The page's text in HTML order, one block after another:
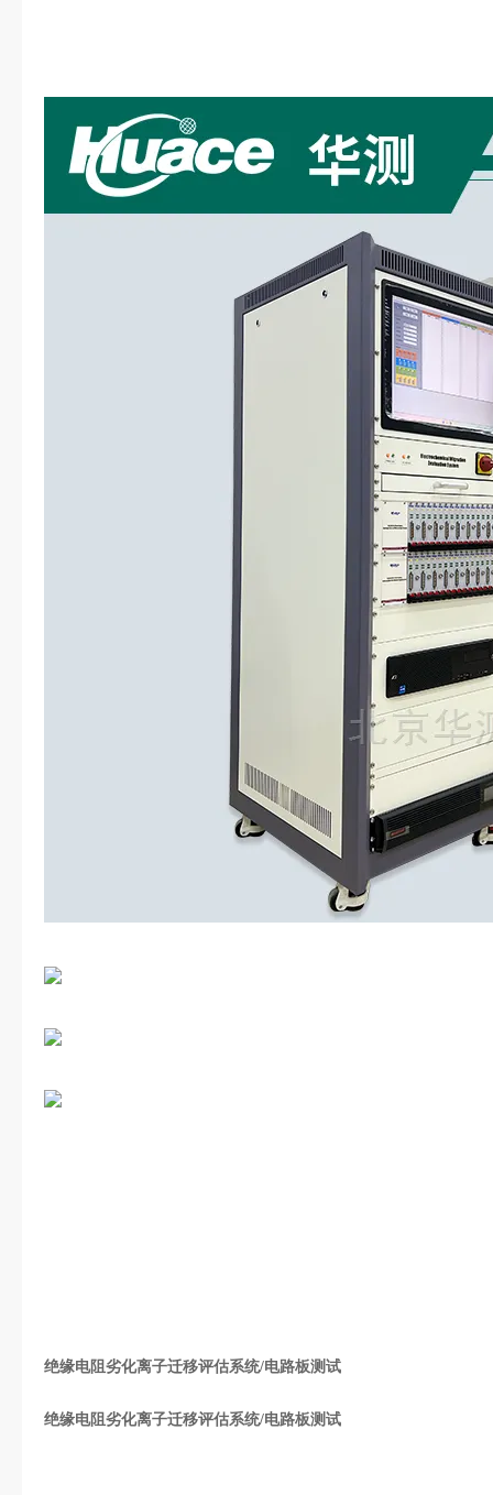
绝缘电阻劣化离子迁移评估系统/电路板测试
绝缘电阻劣化离子迁移评估系统/电路板测试